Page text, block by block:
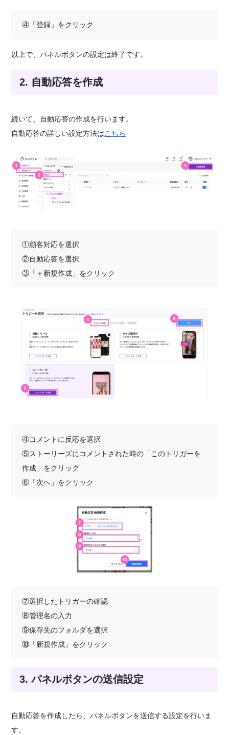
④「登録」をクリック
以上で、パネルボタンの設定は終了です。
2. 自動応答を作成
続いて、自動応答の作成を行います。
自動応答の詳しい設定方法はこちら
①顧客対応を選択
②自動応答を選択
③「＋新規作成」をクリック
④コメントに反応を選択
⑤ストーリーズにコメントされた時の「このトリガーを
作成」をクリック
⑥「次へ」をクリック
⑦選択したトリガーの確認
⑧管理名の入力
⑨保存先のフォルダを選択
⑩「新規作成」をクリック
3. パネルボタンの送信設定
自動応答を作成したら、パネルボタンを送信する設定を行いま
す。